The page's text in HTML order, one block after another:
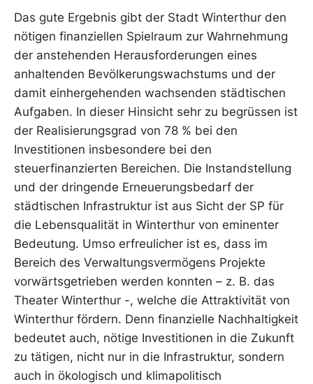
Das gute Ergebnis gibt der Stadt Winterthur den
nötigen finanziellen Spielraum zur Wahrnehmung
der anstehenden Herausforderungen eines
anhaltenden Bevölkerungswachstums und der
damit einhergehenden wachsenden städtischen
Aufgaben. In dieser Hinsicht sehr zu begrüssen ist
der Realisierungsgrad von 78 % bei den
Investitionen insbesondere bei den
steuerfinanzierten Bereichen. Die Instandstellung
und der dringende Erneuerungsbedarf der
städtischen Infrastruktur ist aus Sicht der SP für
die Lebensqualität in Winterthur von eminenter
Bedeutung. Umso erfreulicher ist es, dass im
Bereich des Verwaltungsvermögens Projekte
vorwärtsgetrieben werden konnten – z. B. das
Theater Winterthur -, welche die Attraktivität von
Winterthur fördern. Denn finanzielle Nachhaltigkeit
bedeutet auch, nötige Investitionen in die Zukunft
zu tätigen, nicht nur in die Infrastruktur, sondern
auch in ökologisch und klimapolitisch